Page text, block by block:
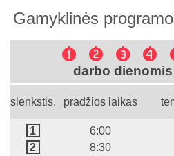
Gamyklinės
1 2 3 4
darbo dienomis
slenkstis. pradžios laikas
1
2
6:00
8:30